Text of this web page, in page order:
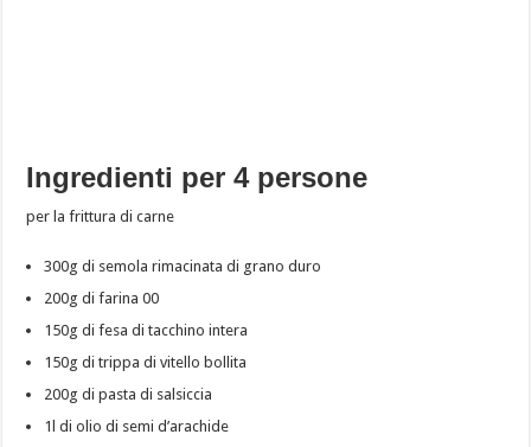
Ingredienti per 4 persone
per la frittura di carne
300g di semola rimacinata di grano duro
200g di farina 00
150g di fesa di tacchino intera
150g di trippa di vitello bollita
200g di pasta di salsiccia
1l di olio di semi d’arachide